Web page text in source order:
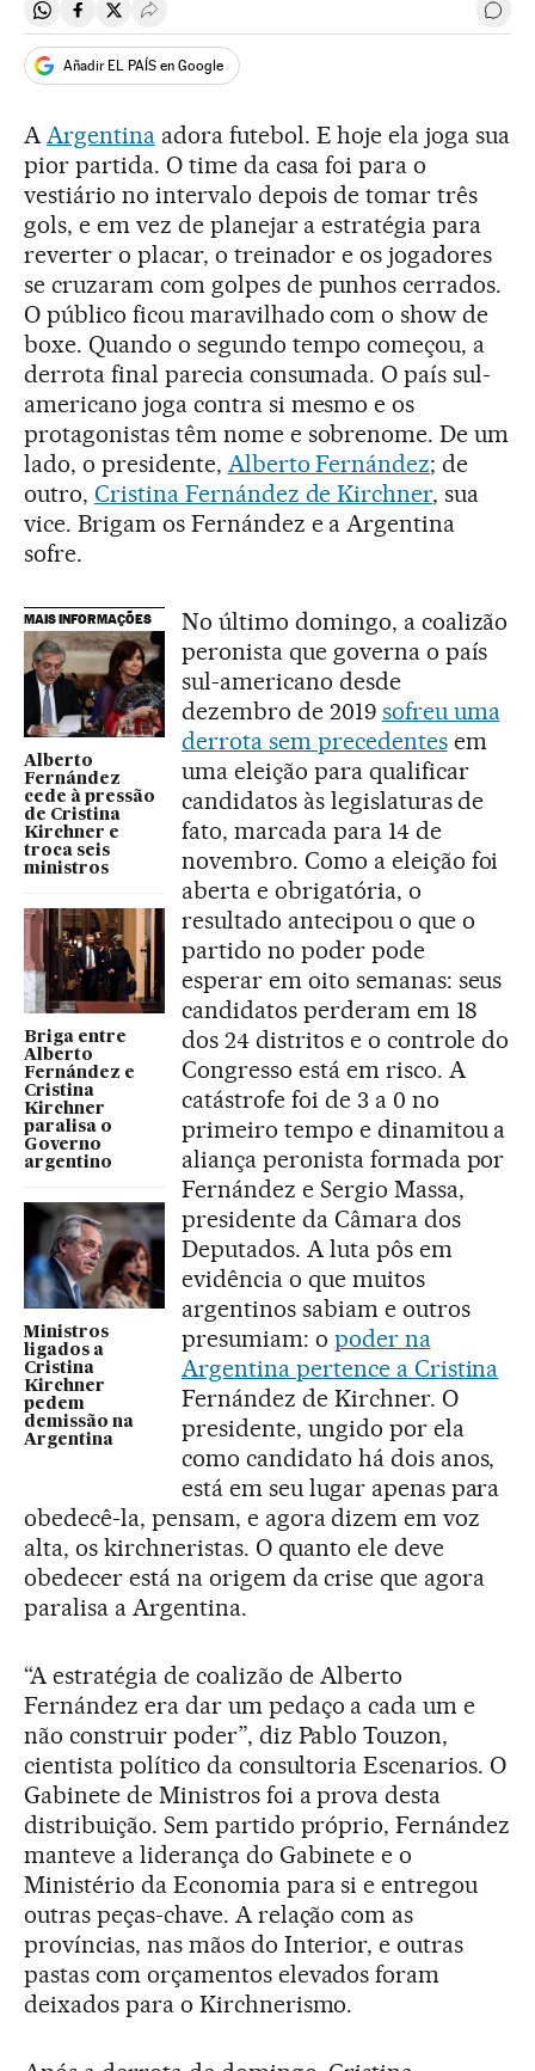
Compartir en Whatsapp
Compartir en Facebook
Compartir en Twitter
Desplegar Redes Sociales
Añadir EL PAÍS en Google
AArgentinaadora futebol. E hoje ela joga sua
pior partida. O time da casa foi para o
vestiário no intervalo depois de tomar três
gols, e em vez de planejar a estratégia para
reverter o placar, o treinador e os jogadores
se cruzaram com golpes de punhos cerrados.
O público ficou maravilhado com o show de
boxe. Quando o segundo tempo começou, a
derrota final parecia consumada. O país sul-
americano joga contra si mesmo e os
protagonistas têm nome e sobrenome. De um
lado, o presidente, Alberto Fernández; de
outro, Cristina Fernández de Kirchner, sua
vice. Brigam os Fernández e a Argentina
sofre.
MAIS INFORMAÇÕES
Alberto
Fernández
cede à pressão
de Cristina
Kirchner e
troca seis
ministros
Briga entre
Alberto
Fernández e
Cristina
Kirchner
paralisa o
Governo
argentino
Ministros
ligados a
Cristina
Kirchner
pedem
demissão na
Argentina
No último domingo, a coalizão
peronista que governa o país
sul-americano desde
dezembro de 2019 sofreu uma
derrota sem precedentesem
uma eleição para qualificar
candidatos às legislaturas de
fato, marcada para 14 de
novembro. Como a eleição foi
aberta e obrigatória, o
resultado antecipou o que o
partido no poder pode
esperar em oito semanas: seus
candidatos perderam em 18
dos 24 distritos e o controle do
Congresso está em risco. A
catástrofe foi de 3 a 0 no
primeiro tempo e dinamitou a
aliança peronista formada por
Fernández e Sergio Massa,
presidente da Câmara dos
Deputados. A luta pôs em
evidência o que muitos
argentinos sabiam e outros
presumiam: o poder na
Argentina pertence a Cristina
Fernández de Kirchner. O
presidente, ungido por ela
como candidato há dois anos,
está em seu lugar apenas para
obedecê-la, pensam, e agora dizem em voz
alta, os kirchneristas. O quanto ele deve
obedecer está na origem da crise que agora
paralisa a Argentina.
“A estratégia de coalizão de Alberto
Fernández era dar um pedaço a cada um e
não construir poder”, diz Pablo Touzon,
cientista político da consultoria Escenarios. O
Gabinete de Ministros foi a prova desta
distribuição. Sem partido próprio, Fernández
manteve a liderança do Gabinete e o
Ministério da Economia para si e entregou
outras peças-chave. A relação com as
províncias, nas mãos do Interior, e outras
pastas com orçamentos elevados foram
deixados para o Kirchnerismo.